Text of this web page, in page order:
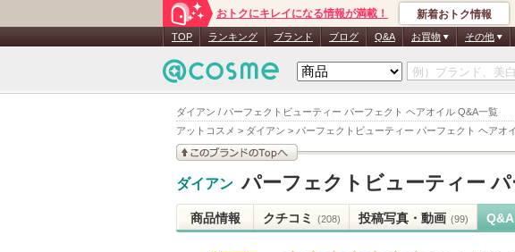
ダイアン / パーフェクトビューティー パーフェクト ヘアオイル Q&A一覧
アットコスメ > ダイアン > パーフェクトビューティー パーフェクト ヘアオ
おトクにキレイになる情報が満載！ 新着おトク情報
TOP ランキング ブランド ブログ Q&A お買物 その他
このブランドの情報を
見る
ダイアン パーフェクトビューティー
商品情報 クチコミ (208) 投稿写真・動画 (99) Q&A